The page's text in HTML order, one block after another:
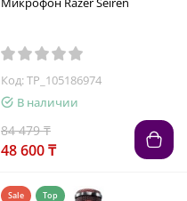
Код: TP_105186974
В наличии
84 479 ₸
48 600 ₸
Sale Top